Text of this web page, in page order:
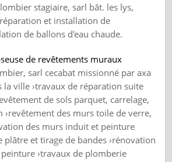
stagiaire, sarl bât. les lys,
et installation de
de ballons d'eau chaude.
de revêtements muraux
sarl cecabat missionné par axa
la ville ›travaux de réparation suite
de sols parquet, carrelage,
›revêtement des murs toile de verre,
des murs induit et peinture
plâtre et tirage de bandes ›rénovation
›travaux de plomberie